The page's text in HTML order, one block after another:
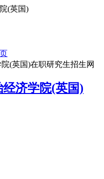
(英国)在职研究生招生网
经济学院(英国)